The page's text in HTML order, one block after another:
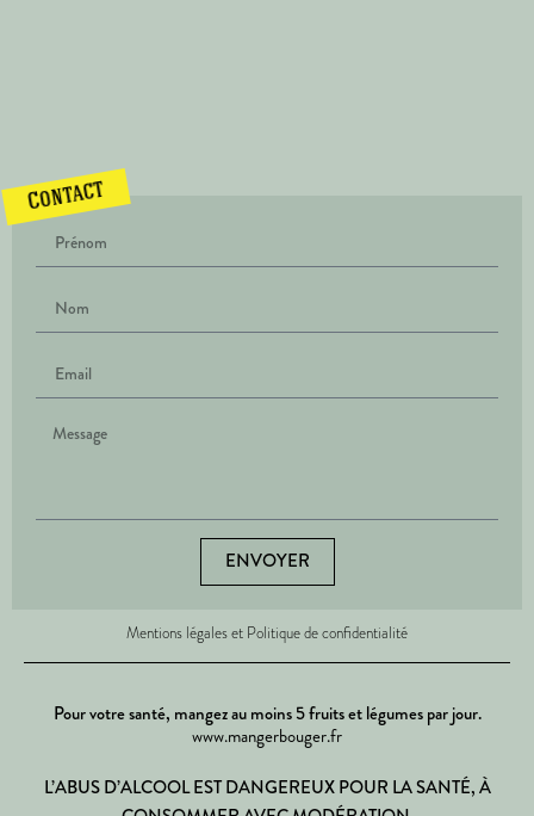
Contact
ENVOYER
Mentions légales et Politique de confidentialité
Pour votre santé, mangez au moins 5 fruits et légumes par jour.
www.mangerbouger.fr
L’ABUS D’ALCOOL EST DANGEREUX POUR LA SANTÉ, À